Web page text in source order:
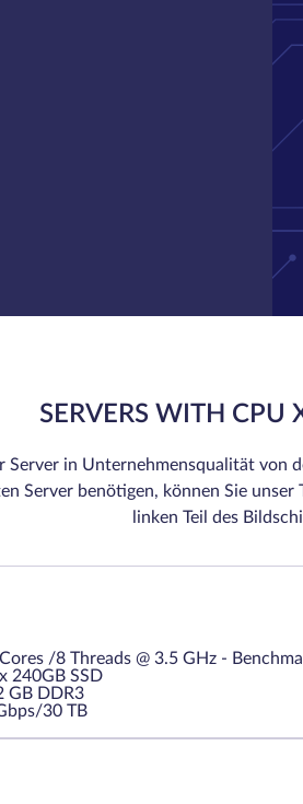
SERVERS WITH CPU
Server in Unternehmensqualität von
Server benötigen, können Sie
linken Teil des
/8 Threads @ 3.5 GHz -
240GB SSD
GB DDR3
30 TB